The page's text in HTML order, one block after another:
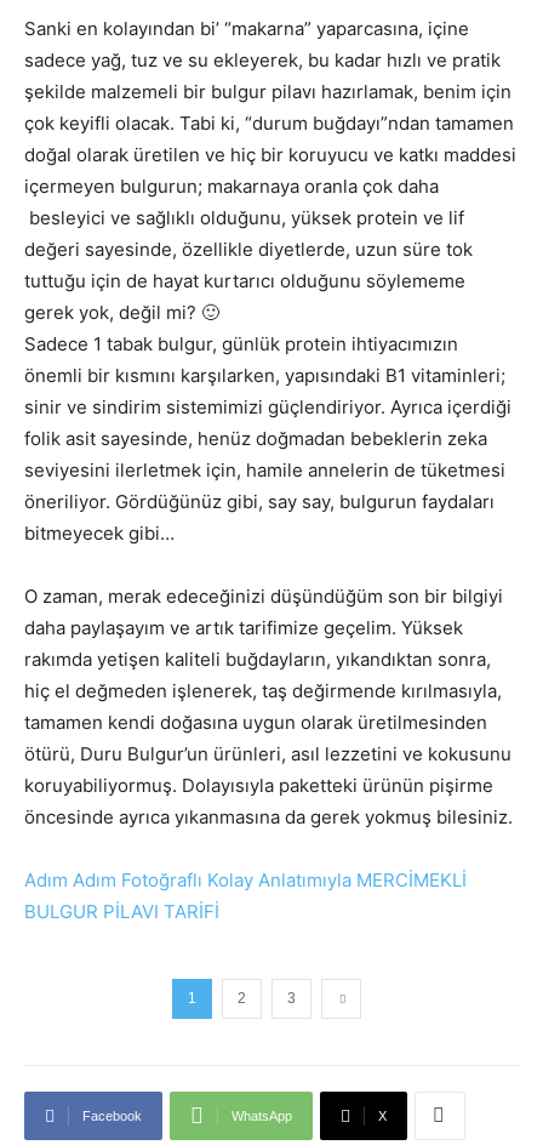
Sanki en kolayından bi’ “makarna” yaparcasına, içine
sadece yağ, tuz ve su ekleyerek, bu kadar hızlı ve pratik
şekilde malzemeli bir bulgur pilavı hazırlamak, benim için
çok keyifli olacak. Tabi ki, “durum buğdayı”ndan tamamen
doğal olarak üretilen ve hiç bir koruyucu ve katkı maddesi
içermeyen bulgurun; makarnaya oranla çok daha
besleyici ve sağlıklı olduğunu, yüksek protein ve lif
değeri sayesinde, özellikle diyetlerde, uzun süre tok
tuttuğu için de hayat kurtarıcı olduğunu söylememe
gerek yok, değil mi? 🙂
Sadece 1 tabak bulgur, günlük protein ihtiyacımızın
önemli bir kısmını karşılarken, yapısındaki B1 vitaminleri;
sinir ve sindirim sistemimizi güçlendiriyor. Ayrıca içerdiği
folik asit sayesinde, henüz doğmadan bebeklerin zeka
seviyesini ilerletmek için, hamile annelerin de tüketmesi
öneriliyor. Gördüğünüz gibi, say say, bulgurun faydaları
bitmeyecek gibi…
O zaman, merak edeceğinizi düşündüğüm son bir bilgiyi
daha paylaşayım ve artık tarifimize geçelim. Yüksek
rakımda yetişen kaliteli buğdayların, yıkandıktan sonra,
hiç el değmeden işlenerek, taş değirmende kırılmasıyla,
tamamen kendi doğasına uygun olarak üretilmesinden
ötürü, Duru Bulgur’un ürünleri, asıl lezzetini ve kokusunu
koruyabiliyormuş. Dolayısıyla paketteki ürünün pişirme
öncesinde ayrıca yıkanmasına da gerek yokmuş bilesiniz.
Adım Adım Fotoğraflı Kolay Anlatımıyla MERCİMEKLİ
BULGUR PİLAVI TARİFİ
1 2 3
Facebook WhatsApp X